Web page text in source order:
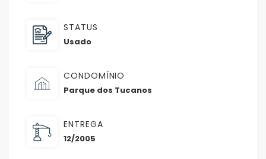
STATUS
Usado
CONDOMÍNIO
Parque dos Tucanos
ENTREGA
12/2005